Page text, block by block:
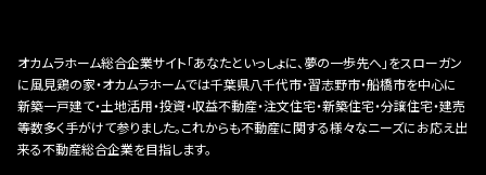
オカムラホーム総合企業サイト「あなたといっしょに、夢の一歩先へ」をスローガン
に風見鶏の家・オカムラホームでは千葉県八千代市・習志野市・船橋市を中心に
新築一戸建て・土地活用・投資・収益不動産・注文住宅・新築住宅・分譲住宅・建売
等数多く手がけて参りました。これからも不動産に関する様々なニーズにお応え出
来る不動産総合企業を目指します。